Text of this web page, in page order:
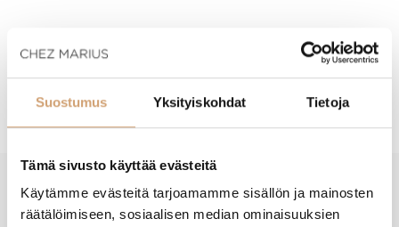
Suostumus Yksityiskohdat Tietoja
Tämä sivusto käyttää evästeitä
Käytämme evästeitä tarjoamamme sisällön ja mainosten
räätälöimiseen, sosiaalisen median ominaisuuksien
- Tuotteesta ei ole vielä arvosteluja -
New content loaded